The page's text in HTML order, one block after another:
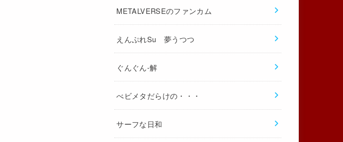
METALVERSEのファンカム
えんぷれSu 夢うつつ
ぐんぐん-解
べビメタだらけの・・・
サーフな日和